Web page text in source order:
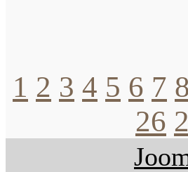
1 2 3 4 5 6 7 8
26